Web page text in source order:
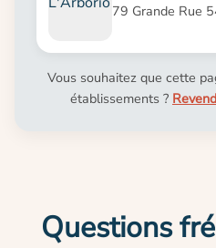
79 Grande Rue
Vous souhaitez que cette
établissements ?
Questions